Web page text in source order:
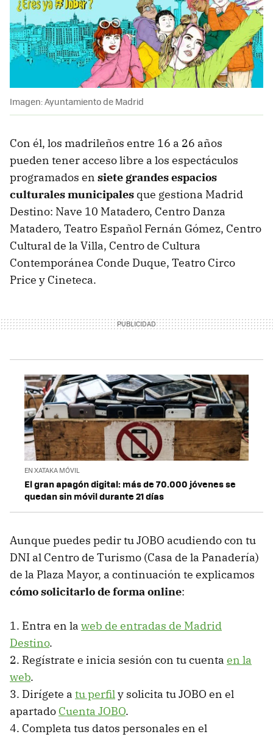
Imagen: Ayuntamiento de Madrid
Con él, los madrileños entre 16 a 26 años
pueden tener acceso libre a los espectáculos
programados en siete grandes espacios
culturales municipales que gestiona Madrid
Destino: Nave 10 Matadero, Centro Danza
Matadero, Teatro Español Fernán Gómez, Centro
Cultural de la Villa, Centro de Cultura
Contemporánea Conde Duque, Teatro Circo
Price y Cineteca.
EN XATAKA MÓVIL
El gran apagón digital: más de 70.000 jóvenes se
quedan sin móvil durante 21 días
Aunque puedes pedir tu JOBO acudiendo con tu
DNI al Centro de Turismo (Casa de la Panadería)
de la Plaza Mayor, a continuación te explicamos
cómo solicitarlo de forma online:
1. Entra en la web de entradas de Madrid
Destino.
2. Regístrate e inicia sesión con tu cuenta en la
web.
3. Dirígete a tu perfily solicita tu JOBO en el
apartado Cuenta JOBO.
4. Completa tus datos personales en el